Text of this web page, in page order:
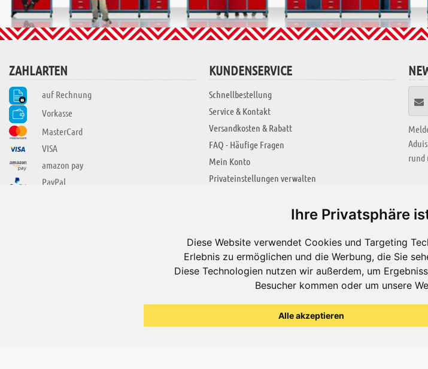
Ihre Privatsphäre
Diese Website verwendet Cookies und Targeting
Erlebnis zu ermöglichen und die Werbung, die Sie
Diese Technologien nutzen wir außerdem, um
Besucher kommen oder um unsere
Alle akzeptieren
ZAHLARTEN
auf Rechnung
Vorkasse
MasterCard
VISA
amazon pay
PayPal
KUNDENSERVICE
Schnellbestellung
Service & Kontakt
Versandkosten & Rabatt
FAQ - Häufige Fragen
Mein Konto
Privateinstellungen verwalten
rund
Jobs
Impressum
Datenschutzerklärung